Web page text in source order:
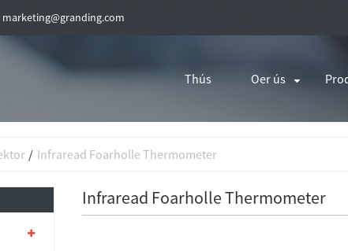
marketing@granding.com
Thús Oer ús
Infraread Foarholle Thermometer
Infraread Foarholle Thermometer